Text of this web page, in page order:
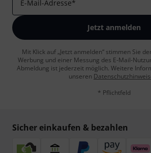
E-Mail-Adresse*
Jetzt anmelden
Mit Klick auf „Jetzt anmelden“ stimmen Sie
Werbung und einer Messung des E-Mail-
Abmeldung ist jederzeit möglich. Weitere
unseren
* Pflichtfeld
Sicher einkaufen & bezahlen